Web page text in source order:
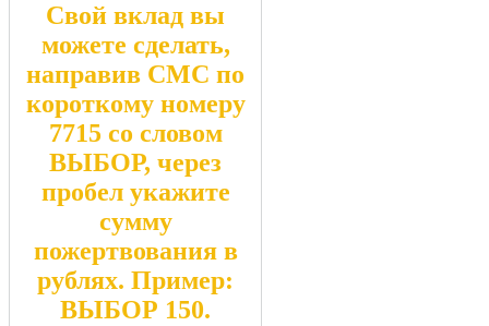
Свой вклад вы
можете сделать,
направив СМС по
короткому номеру
7715 со словом
ВЫБОР, через
пробел укажите
сумму
пожертвования в
рублях. Пример:
ВЫБОР 150.